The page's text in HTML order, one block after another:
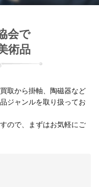
会で
術品
取から掛軸、陶磁器など
ジャンルを取り扱ってお
ので、まずはお気軽にご